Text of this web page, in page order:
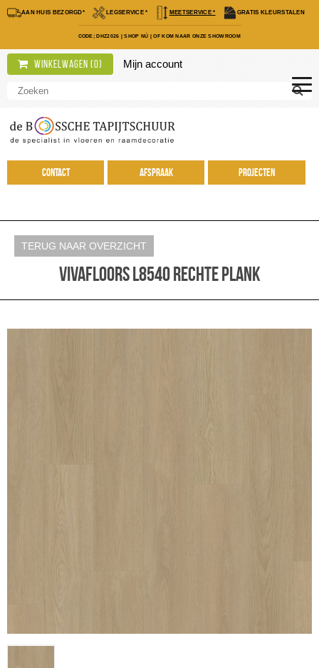
AAN HUIS BEZORGD* LEGSERVICE * MEETSERVICE * GRATIS KLEURSTALEN
CODE; DHZ2026 |SHOP NÚ |OF KOM NAAR ONZE SHOWROOM
Winkelwagen (0) Mijn account
Contact Afspraak Projecten
TERUG NAAR OVERZICHT
Vivafloors L8540 rechte plank